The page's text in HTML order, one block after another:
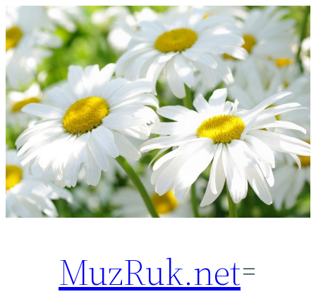
Перейти
к
содержимому
MuzRuk.net